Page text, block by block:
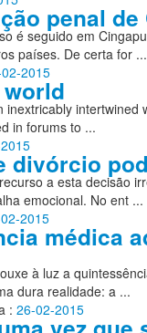
penal
é seguido em
países. De certa for ...
2015
intertwined
in forums to ...
divórcio
a esta decisão
emocional. No ent ...
2015
médica
à luz a
dura realidade: a ...
: 26-02-2015